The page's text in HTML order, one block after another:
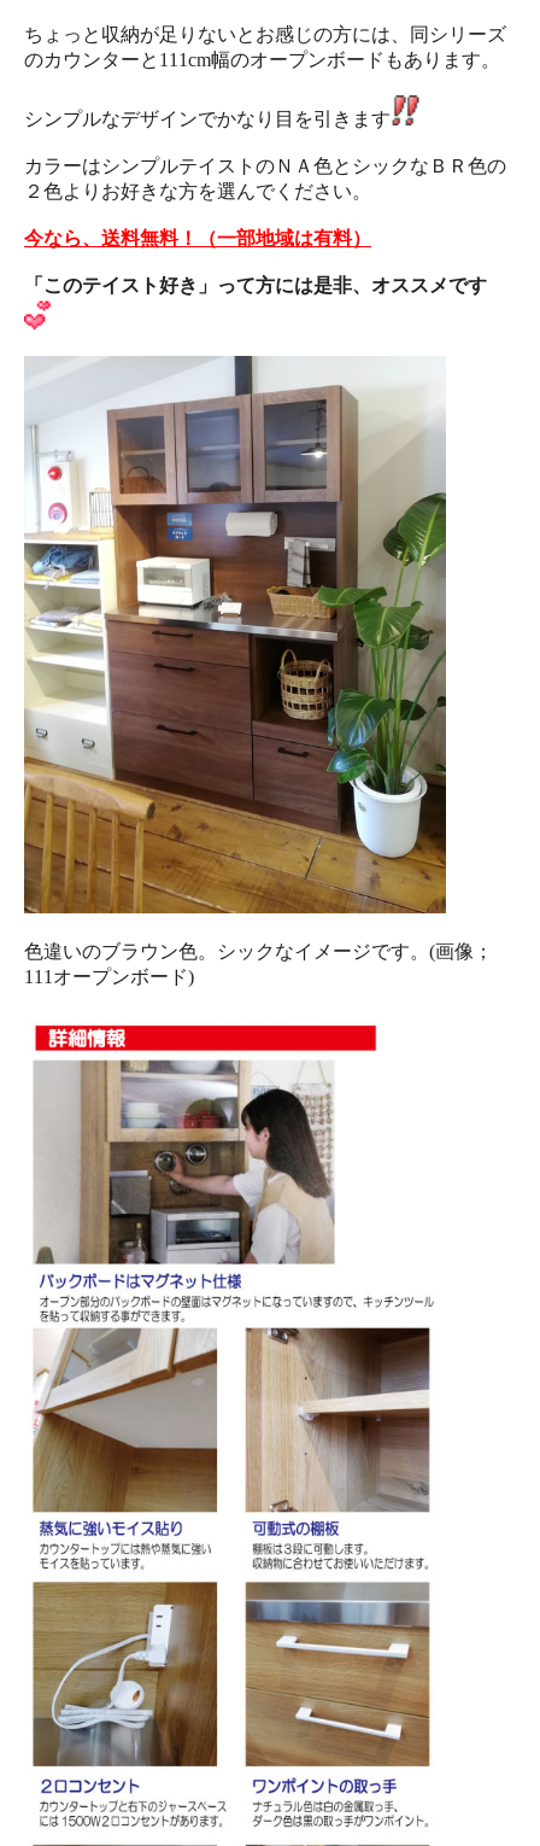
ちょっと収納が足りないとお感じの方には、同シリーズ
のカウンターと111cm幅のオープンボードもあります。
シンプルなデザインでかなり目を引きます
カラーはシンプルテイストのＮＡ色とシックなＢＲ色の
２色よりお好きな方を選んでください。
今なら、送料無料！（一部地域は有料）
「このテイスト好き」って方には是非、オススメです
色違いのブラウン色。シックなイメージです。(画像；
111オープンボード)